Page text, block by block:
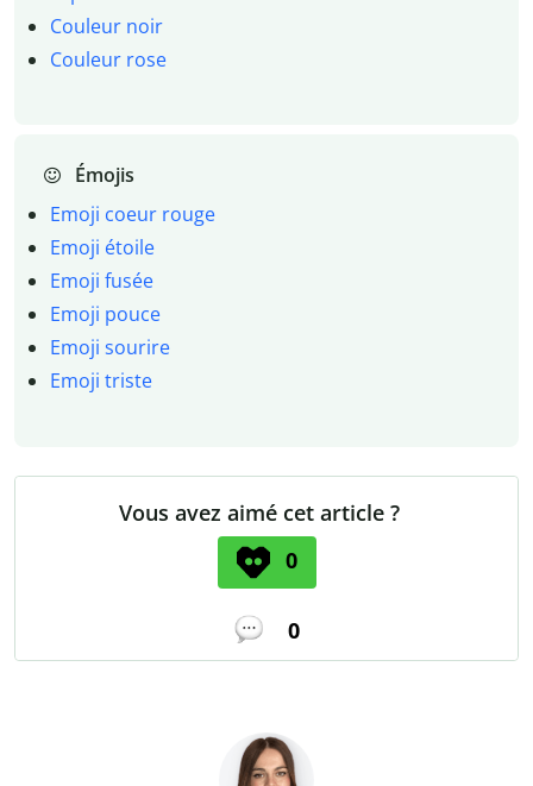
Couleur noir
Couleur rose
Émojis
Emoji coeur rouge
Emoji étoile
Emoji fusée
Emoji pouce
Emoji sourire
Emoji triste
Vous avez aimé cet article ?
0
0